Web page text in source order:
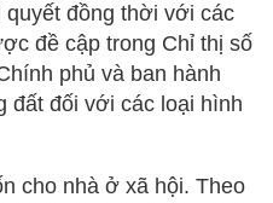
đồng thời với các
đề cập trong Chỉ thị số
phủ và ban hành
đất đối với các loại hình
cho nhà ở xã hội. Theo